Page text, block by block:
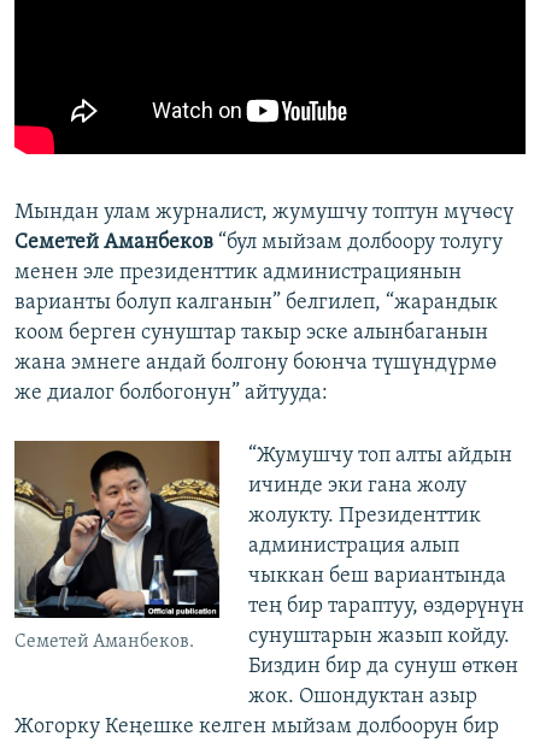
Мындан улам журналист, жумушчу топтун мүчөсү
Семетей Аманбеков “бул мыйзам долбоору толугу
менен эле президенттик администрациянын
варианты болуп калганын” белгилеп, “жарандык
коом берген сунуштар такыр эске алынбаганын
жана эмнеге андай болгону боюнча түшүндүрмө
же диалог болбогонун” айтууда:
Семетей Аманбеков.
“Жумушчу топ алты айдын
ичинде эки гана жолу
жолукту. Президенттик
администрация алып
чыккан беш вариантында
тең бир тараптуу, өздөрүнүн
сунуштарын жазып койду.
Биздин бир да сунуш өткөн
жок. Ошондуктан азыр
Жогорку Кеңешке келген мыйзам долбоорун бир